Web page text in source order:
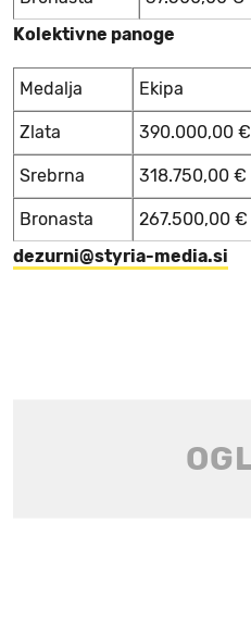
Kolektivne panoge
Medalja Ekipa
Zlata 390.000,00 €
Srebrna 318.750,00 €
Bronasta 267.500,00 €
dezurni@styria-media.si